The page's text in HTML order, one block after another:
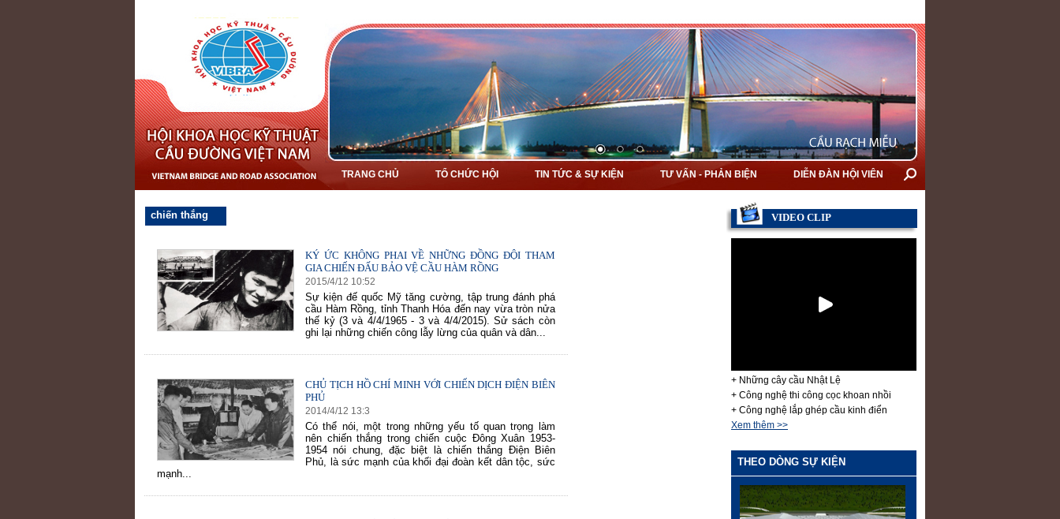
TRANG CHỦ TỔ CHỨC HỘI TIN TỨC & SỰ KIỆN TƯ VẤN - PHẢN BIỆN DIỄN ĐÀN HỘI VIÊN
chiến thắng
KÝ ỨC KHÔNG PHAI VỀ NHỮNG ĐỒNG ĐỘI THAM
GIA CHIẾN ĐẤU BẢO VỆ CẦU HÀM RỒNG
2015/4/12 10:52
Sự kiện đế quốc Mỹ tăng cường, tập trung đánh phá
cầu Hàm Rồng, tỉnh Thanh Hóa đến nay vừa tròn nửa
thế kỷ (3 và 4/4/1965 - 3 và 4/4/2015). Sử sách còn
ghi lại những chiến công lẫy lừng của quân và dân...
CHỦ TỊCH HỒ CHÍ MINH VỚI CHIẾN DỊCH ĐIỆN BIÊN
PHỦ
2014/4/12 13:3
Có thể nói, một trong những yếu tố quan trọng làm
nên chiến thắng trong chiến cuộc Đông Xuân 1953-
1954 nói chung, đặc biệt là chiến thắng Điện Biên
Phủ, là sức mạnh của khối đại đoàn kết dân tộc, sức
mạnh...
VIDEO CLIP
+ Những cây cầu Nhật Lệ
+ Công nghệ thi công cọc khoan nhồi
+ Công nghệ lắp ghép cầu kinh điển
Xem thêm >>
THEO DÒNG SỰ KIỆN